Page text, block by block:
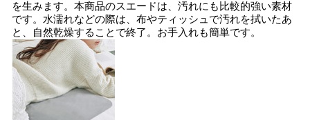
を生みます。本商品のスエードは、汚れにも比較的強い素材
です。水濡れなどの際は、布やティッシュで汚れを拭いたあ
と、自然乾燥することで終了。お手入れも簡単です。